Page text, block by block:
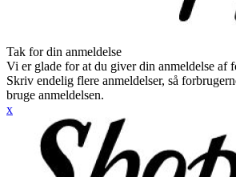
Tak for din anmeldelse
Vi er glade for at du giver din anmeldelse af
Skriv endelig flere anmeldelser, så
bruge anmeldelsen.
x